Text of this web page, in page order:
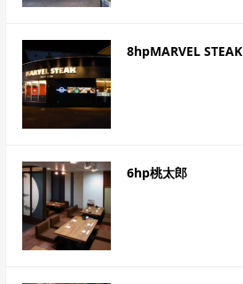
8hpMARVEL STEAK
6hp桃太郎